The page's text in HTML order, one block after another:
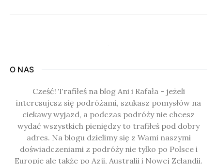
O NAS
Cześć! Trafiłeś na blog Ani i Rafała - jeżeli
interesujesz się podróżami, szukasz pomysłów na
ciekawy wyjazd, a podczas podróży nie chcesz
wydać wszystkich pieniędzy to trafiłeś pod dobry
adres. Na blogu dzielimy się z Wami naszymi
doświadczeniami z podróży nie tylko po Polsce i
Europie ale także po Azji, Australii i Nowej Zelandii.